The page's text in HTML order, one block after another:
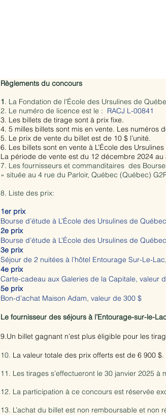
Règlements du concours
1. La Fondation de l'École des Ursulines de
2. Le numéro de licence est le : RACJ L-00841
3. Les billets de tirage sont à prix fixe.
4. 5 milles billets sont mis en vente. Les numéros
5. L​e prix de vente du billet est de 10 $ l’unité.
6. Les billets sont en vente à L’École des
La période de vente est du 12 décembre 2024 au
7. Les fournisseurs et commanditaires des
» située au 4 rue du Parloir, Québec (Québec)
8. Liste des prix:
1er prix
Bourse d’étude à L’École des Ursulines de
2e prix
Bourse d’étude à L’École des Ursulines de
3e prix
Séjour de 2 nuitées à l’hôtel Entourage Sur-Le-
4e prix
Carte-cadeau aux Galeries de la Capitale, valeur
5e prix
Bon-d’achat Maison Adam, valeur de 300 $
Le fournisseur des séjours à l’Entourage-sur-le-
9.Un billet gagnant n’est plus éligible pour les
10. La valeur totale des prix offerts est de 6 900 $.
11. Les tirages s’effectueront le 30 janvier 2025
12. La participation à ce concours est réservée
13. L’achat du billet est non remboursable et